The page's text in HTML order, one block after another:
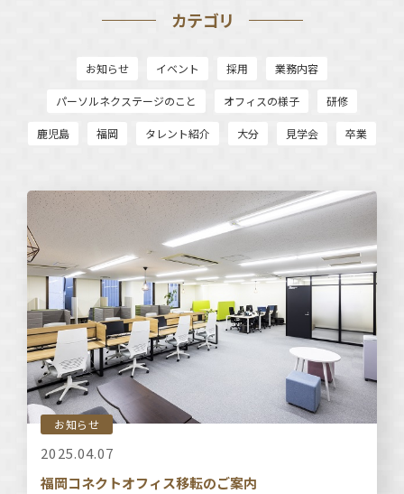
カテゴリ
お知らせ イベント 採用 業務内容
パーソルネクステージのこと オフィスの様子 研修
鹿児島 福岡 タレント紹介 大分 見学会 卒業
お知らせ
2025.04.07
福岡コネクトオフィス移転のご案内